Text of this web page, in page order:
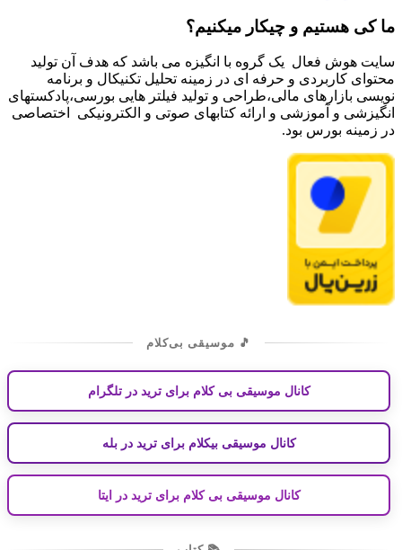
ما کی هستیم و چیکار میکنیم؟
سایت هوش فعال یک گروه با انگیزه می باشد که هدف آن تولید
محتوای کاربردی و حرفه ای در زمینه تحلیل تکنیکال و برنامه
نویسی بازارهای مالی،طراحی و تولید فیلتر هایی بورسی،پادکستهای
انگیزشی و آموزشی و ارائه کتابهای صوتی و الکترونیکی اختصاصی
در زمینه بورس بود.
🎵 موسیقی بی‌کلام
کانال موسیقی بی کلام برای ترید در تلگرام
کانال موسیقی بیکلام برای ترید در بله
کانال موسیقی بی کلام برای ترید در ایتا